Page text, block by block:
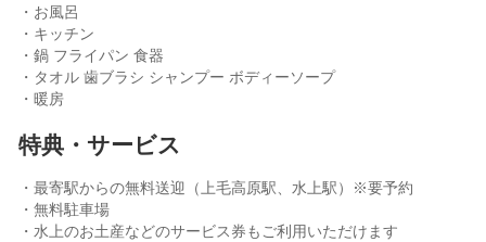
・お風呂
・キッチン
・鍋 フライパン 食器
・タオル 歯ブラシ シャンプー ボディーソープ
・暖房
特典・サービス
・最寄駅からの無料送迎（上毛高原駅、水上駅）※要予約
・無料駐車場
・水上のお土産などのサービス券もご利用いただけます